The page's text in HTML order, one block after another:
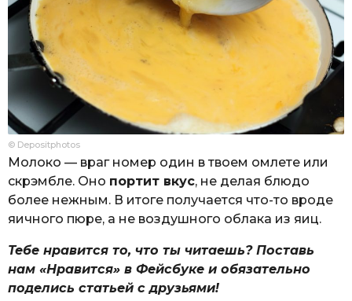
© Depositphotos
Молоко — враг номер один в твоем омлете или
скрэмбле. Оно портит вкус, не делая блюдо
более нежным. В итоге получается что-то вроде
яичного пюре, а не воздушного облака из яиц.
Тебе нравится то, что ты читаешь? Поставь
нам «Нравится» в Фейсбуке и обязательно
поделись статьей с друзьями!